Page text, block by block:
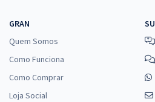
GRAN
Quem Somos
Como Funciona
Como Comprar
Loja Social